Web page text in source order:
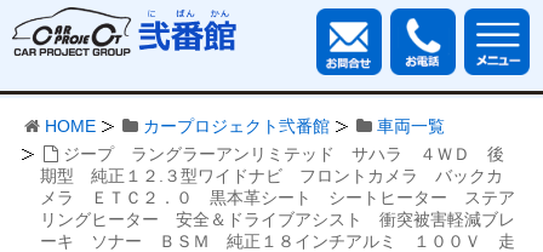
HOME カープロジェクト弐番館
車両一覧
ジープ ラングラーアンリミテッド サハラ ４ＷＤ 後
期型 純正１２.３型ワイドナビ フロントカメラ バックカ
メラ ＥＴＣ２．０ 黒本革シート シートヒーター ステア
リングヒーター 安全＆ドライブアシスト 衝突被害軽減ブレ
ーキ ソナー ＢＳＭ 純正１８インチアルミ １００Ｖ 走